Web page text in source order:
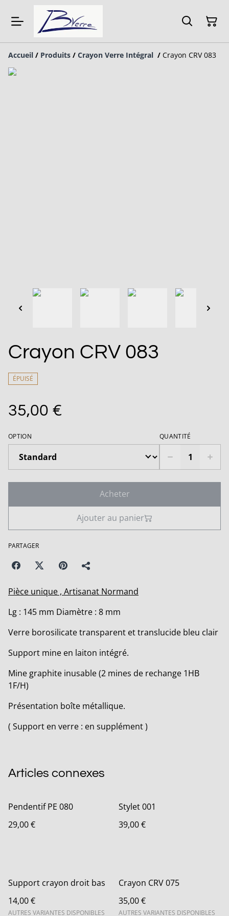
Accueil / Produits / Crayon Verre Intégral / Crayon CRV 083
Crayon CRV 083
ÉPUISÉ
35,00 €
OPTION QUANTITÉ
Acheter
Ajouter au panier
PARTAGER
Pièce unique , Artisanat Normand
Lg : 145 mm Diamètre : 8 mm
Verre borosilicate transparent et translucide bleu clair
Support mine en laiton intégré.
Mine graphite inusable (2 mines de rechange 1HB
1F/H)
Présentation boîte métallique.
( Support en verre : en supplément )
Articles connexes
Pendentif PE 080
29,00 €
Stylet 001
39,00 €
Support crayon droit bas
14,00 €
AUTRES VARIANTES DISPONIBLES
Crayon CRV 075
35,00 €
AUTRES VARIANTES DISPONIBLES